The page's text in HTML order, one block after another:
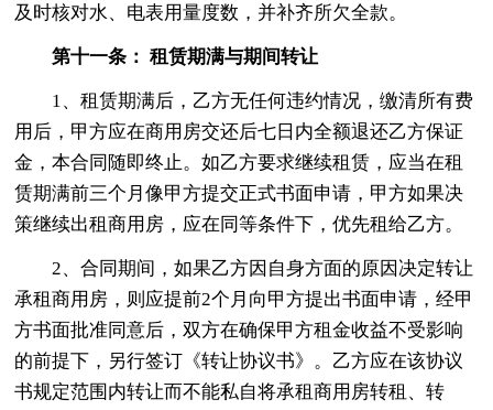
及时核对水、电表用量度数，并补齐所欠全款。
第十一条： 租赁期满与期间转让
1、租赁期满后，乙方无任何违约情况，缴清所有费
用后，甲方应在商用房交还后七日内全额退还乙方保证
金，本合同随即终止。如乙方要求继续租赁，应当在租
赁期满前三个月像甲方提交正式书面申请，甲方如果决
策继续出租商用房，应在同等条件下，优先租给乙方。
2、合同期间，如果乙方因自身方面的原因决定转让
承租商用房，则应提前2个月向甲方提出书面申请，经甲
方书面批准同意后，双方在确保甲方租金收益不受影响
的前提下，另行签订《转让协议书》。乙方应在该协议
书规定范围内转让而不能私自将承租商用房转租、转